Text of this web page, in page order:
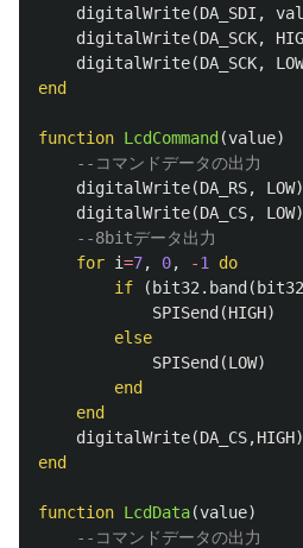
digitalWrite(DA_SDI ,
digitalWrite(DA_SCK,
digitalWrite(DA_SCK, LOW
end
function LcdCommand (value)
--コマンドデータの出力
digitalWrite(DA_RS, LOW)
digitalWrite(DA_CS, LOW)
--8bitデータ出力
for i=7, 0, -1
do
if
( bit32 . band ( bit32
SPISend (HIGH)
else
SPISend (LOW)
end
end
digitalWrite(DA_CS,HIGH)
end
function LcdData(value)
--コマンドデータの出力